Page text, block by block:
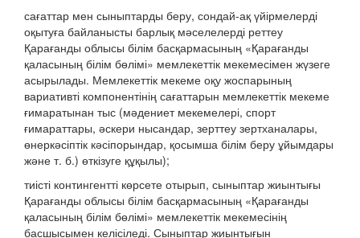
сағаттар мен сыныптарды беру, сондай-ақ үйірмелерді
оқытуға байланысты барлық мәселелерді реттеу
Қарағанды облысы білім басқармасының «Қарағанды
қаласының білім бөлімі» мемлекеттік мекемесімен жүзеге
асырылады. Мемлекеттік мекеме оқу жоспарының
вариативті компонентінің сағаттарын мемлекеттік мекеме
ғимаратынан тыс (мәдениет мекемелері, спорт
ғимараттары, әскери нысандар, зерттеу зертханалары,
өнеркәсіптік кәсіпорындар, қосымша білім беру ұйымдары
және т. б.) өткізуге құқылы);
тиісті контингентті көрсете отырып, сыныптар жиынтығы
Қарағанды облысы білім басқармасының «Қарағанды
қаласының білім бөлімі» мемлекеттік мекемесінің
басшысымен келісіледі. Сыныптар жиынтығын